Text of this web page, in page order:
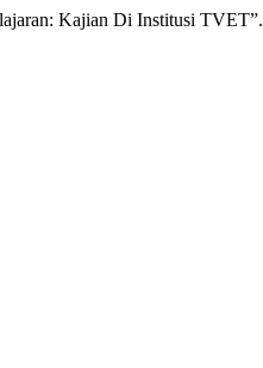
Kajian Di Institusi TVET”.